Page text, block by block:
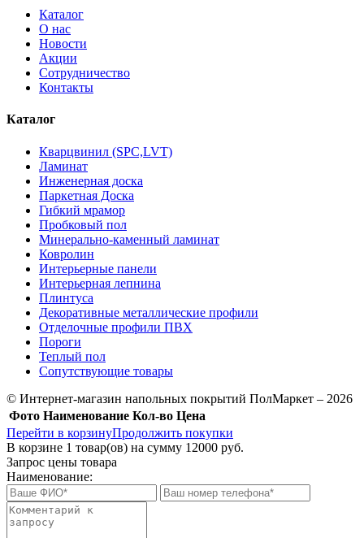
Каталог
О нас
Новости
Акции
Сотрудничество
Контакты
Каталог
Кварцвинил (SPC,LVT)
Ламинат
Инженерная доска
Паркетная Доска
Гибкий мрамор
Пробковый пол
Минерально-каменный ламинат
Ковролин
Интерьерные панели
Интерьерная лепнина
Плинтуса
Декоративные металлические профили
Отделочные профили ПВХ
Пороги
Теплый пол
Сопутствующие товары
© Интернет-магазин напольных покрытий ПолМаркет – 2026
Фото Наименование Кол-во Цена
Перейти в корзинуПродолжить покупки
В корзине 1 товар(ов) на сумму 12000 руб.
Запрос цены товара
Наименование: